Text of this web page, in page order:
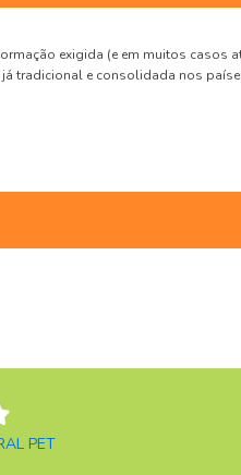
exigida (e em muitos casos
tradicional e consolidada nos
PET